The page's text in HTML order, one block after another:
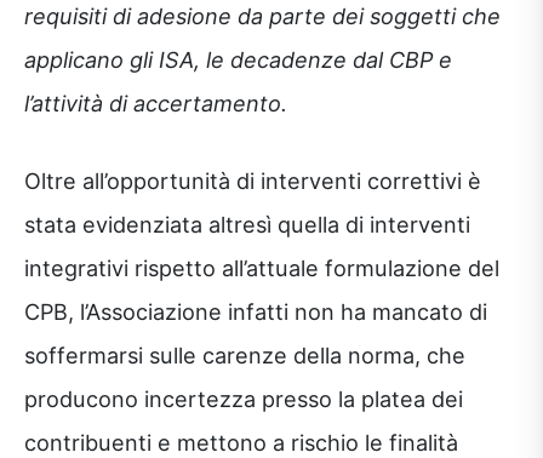
requisiti di adesione da parte dei soggetti che
applicano gli ISA, le decadenze dal CBP e
l’attività di accertamento.
Oltre all’opportunità di interventi correttivi è
stata evidenziata altresì quella di interventi
integrativi rispetto all’attuale formulazione del
CPB, l’Associazione infatti non ha mancato di
soffermarsi sulle carenze della norma, che
producono incertezza presso la platea dei
contribuenti e mettono a rischio le finalità